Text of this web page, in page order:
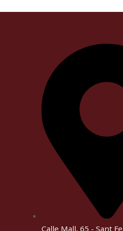
Calle Mall, 65 - Sant